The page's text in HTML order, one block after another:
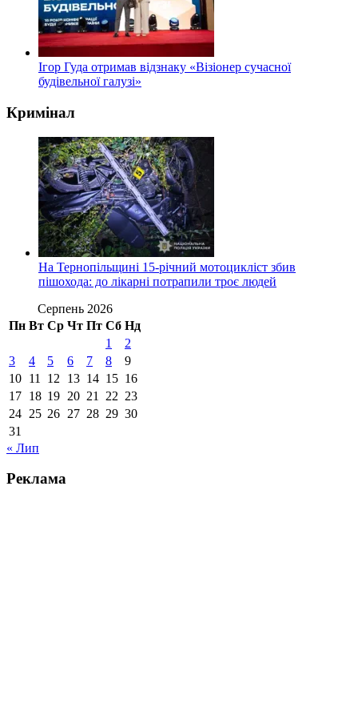
Ігор Гуда отримав відзнаку «Візіонер сучасної
будівельної галузі»
Кримінал
На Тернопільщині 15-річний мотоцикліст збив
пішохода: до лікарні потрапили троє людей
Серпень 2026
Пн Вт Ср Чт Пт Сб Нд
1
2
3
4 5 6 7 8
9
10 11 12 13 14 15 16
17 18 19 20 21 22 23
24 25 26 27 28 29 30
31
« Лип
Реклама